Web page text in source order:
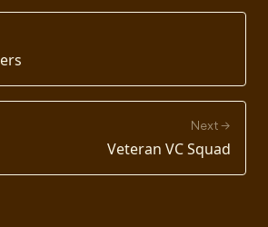
Next →
Veteran VC Squad